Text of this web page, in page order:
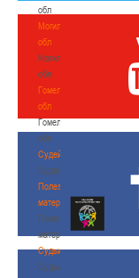
обл
Могилевская
обл
Могилевская
обл
Гомельская
обл
Гомельская
обл
Судейство
Судейство
Полезные
материалы
Полезные
материалы
Судьи
Судьи